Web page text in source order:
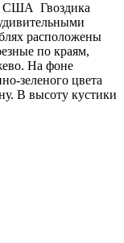
США Гвоздика
расположены
по краям,
На фоне
зеленого цвета
В высоту кустики